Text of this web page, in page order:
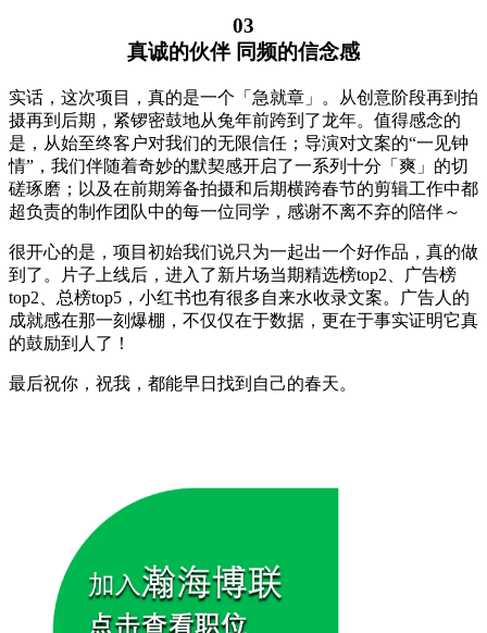
03
真诚的伙伴 同频的信念感
实话，这次项目，真的是一个「急就章」。从创意阶段再到拍
摄再到后期，紧锣密鼓地从兔年前跨到了龙年。值得感念的
是，从始至终客户对我们的无限信任；导演对文案的“一见钟
情”，我们伴随着奇妙的默契感开启了一系列十分「爽」的切
磋琢磨；以及在前期筹备拍摄和后期横跨春节的剪辑工作中都
超负责的制作团队中的每一位同学，感谢不离不弃的陪伴～
很开心的是，项目初始我们说只为一起出一个好作品，真的做
到了。片子上线后，进入了新片场当期精选榜top2、广告榜
top2、总榜top5，小红书也有很多自来水收录文案。广告人的
成就感在那一刻爆棚，不仅仅在于数据，更在于事实证明它真
的鼓励到人了！
最后祝你，祝我，都能早日找到自己的春天。